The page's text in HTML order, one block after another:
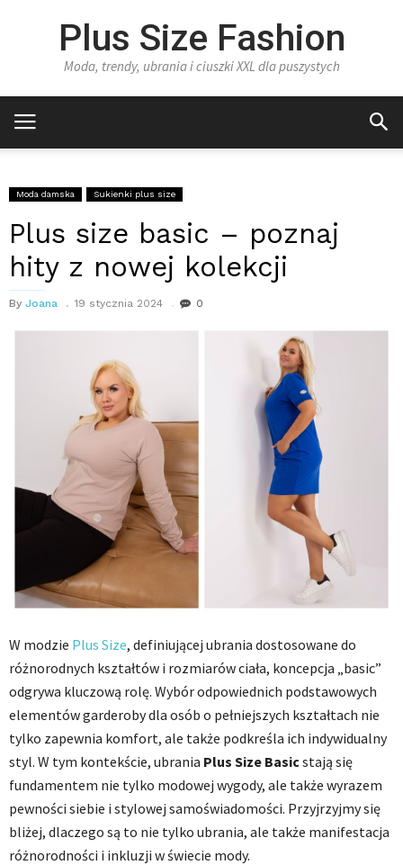
Plus Size Fashion
Moda, trendy, ubrania i ciuszki XXL dla puszystych
Moda damska Sukienki plus size
Plus size basic – poznaj
hity z nowej kolekcji
By Joana 19 stycznia 2024 0
W modzie Plus Size, definiującej ubrania dostosowane do
różnorodnych kształtów i rozmiarów ciała, koncepcja „basic”
odgrywa kluczową rolę. Wybór odpowiednich podstawowych
elementów garderoby dla osób o pełniejszych kształtach nie
tylko zapewnia komfort, ale także podkreśla ich indywidualny
styl. W tym kontekście, ubrania Plus Size Basicstają się
fundamentem nie tylko modowej wygody, ale także wyrazem
pewności siebie i stylowej samoświadomości. Przyjrzyjmy się
bliżej, dlaczego są to nie tylko ubrania, ale także manifestacja
różnorodności i inkluzji w świecie mody.